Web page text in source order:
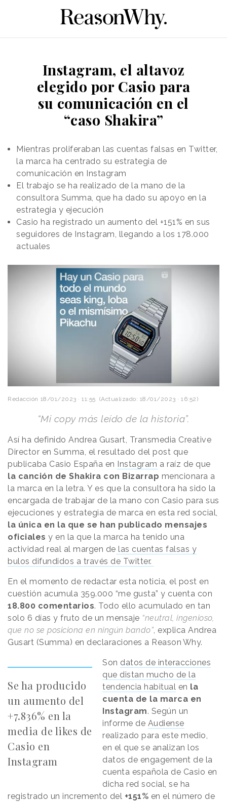
Instagram, el altavoz
elegido por Casio para
su comunicación en el
“caso Shakira”
Mientras proliferaban las cuentas falsas en Twitter,
la marca ha centrado su estrategia de
comunicación en Instagram
El trabajo se ha realizado de la mano de la
consultora Summa, que ha dado su apoyo en la
estrategia y ejecución
Casio ha registrado un aumento del +151% en sus
seguidores de Instagram, llegando a los 178.000
actuales
Redacción 18/01/2023 · 11:55 (Actualizado: 18/01/2023 · 16:52)
“Mi copy más leído de la historia”.
Así ha definido Andrea Gusart, Transmedia Creative
Director en Summa, el resultado del post que
publicaba Casio España en
Instagram a raíz de que
la canción de Shakira con Bizarrap mencionara a
la marca en la letra. Y es que la consultora ha sido la
encargada de trabajar de la mano con Casio para sus
ejecuciones y estrategia de marca en esta red social,
la única en la que se han publicado mensajes
oficiales y en la que la marca ha tenido una
actividad real al margen de las cuentas falsas y
bulos difundidos a través de Twitter.
En el momento de redactar esta noticia, el post en
cuestión acumula 359.000 “me gusta” y cuenta con
18.800 comentarios. Todo ello acumulado en tan
solo 6 días y fruto de un mensaje “neutral, ingenioso,
que no se posiciona en ningún bando”, explica Andrea
Gusart (Summa) en declaraciones a Reason Why.
Se ha producido
un aumento del
+7.836% en la
media de likes de
Casio en
Instagram
Son datos de interacciones
que distan mucho de la
tendencia habitual en la
cuenta de la marca en
Instagram. Según un
informe de Audiense
realizado para este medio,
en el que se analizan los
datos de engagement de la
cuenta española de Casio en
dicha red social, se ha
registrado un incremento del +151% en el número de